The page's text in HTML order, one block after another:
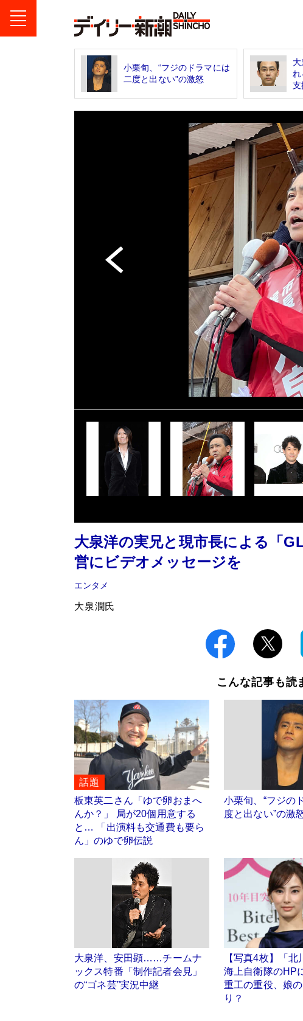
小栗旬、“フジのドラマには
二度と出ない”の激怒
支
大泉洋の実兄と現市長による「
営にビデオメッセージを
エンタメ
大泉潤氏
こんな記事も読
話題
板東英二さん「ゆで卵おまへ
んか？」 局が20個用意する
と… 「出演料も交通費も要ら
ん」のゆで卵伝説
小栗旬、“フジの
度と出ない”の激
大泉洋、安田顕……チームナ
ックス特番「制作記者会見」
の“ゴネ芸”実況中継
【写真4枚】「
海上自衛隊の
重工の重役、娘
り？